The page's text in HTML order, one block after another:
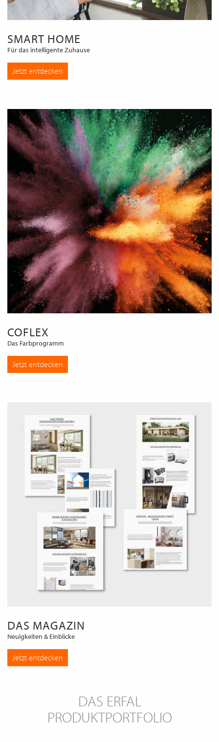
SMART HOME
Für das intelligente Zuhause
Jetzt entdecken
COFLEX
Das Farbprogramm
Jetzt entdecken
DAS MAGAZIN
Neuigkeiten & Einblicke
Jetzt entdecken
DAS ERFAL
PRODUKTPORTFOLIO